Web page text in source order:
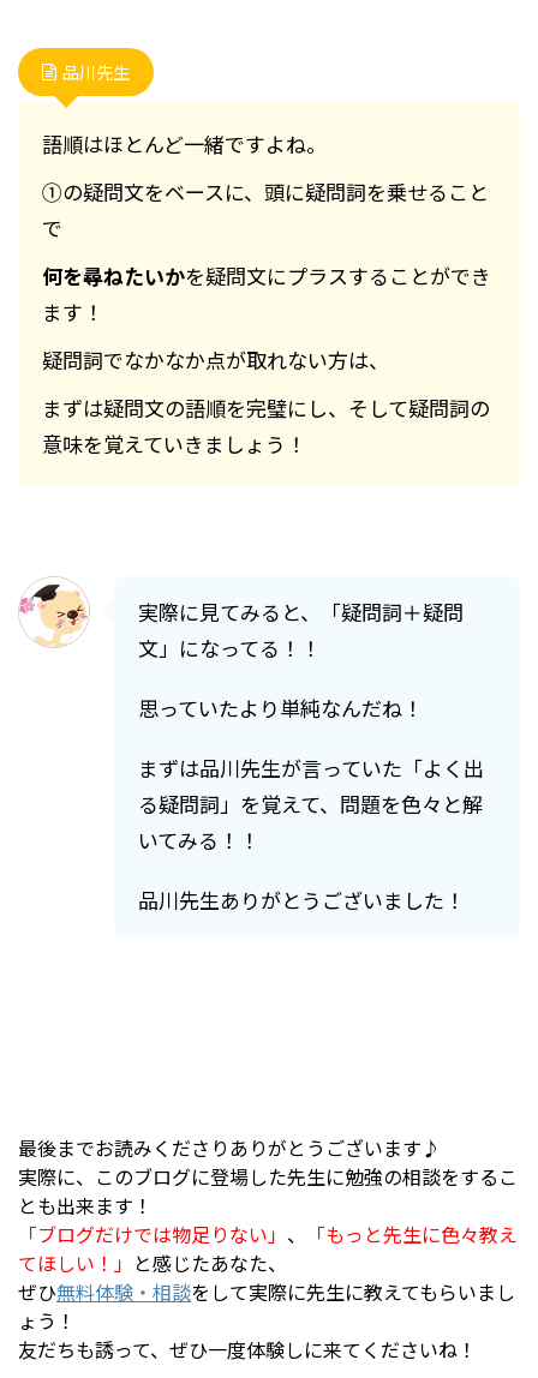
品川先生
語順はほとんど一緒ですよね。
①の疑問文をベースに、頭に疑問詞を乗せること
で
何を尋ねたいかを疑問文にプラスすることができ
ます！
疑問詞でなかなか点が取れない方は、
まずは疑問文の語順を完璧にし、そして疑問詞の
意味を覚えていきましょう！
実際に見てみると、「疑問詞＋疑問
文」になってる！！
思っていたより単純なんだね！
まずは品川先生が言っていた「よく出
る疑問詞」を覚えて、問題を色々と解
いてみる！！
品川先生ありがとうございました！
最後までお読みくださりありがとうございます♪
実際に、このブログに登場した先生に勉強の相談をするこ
とも出来ます！
「ブログだけでは物足りない」 、
「もっと先生に色々教え
てほしい！」 と感じたあなた、
ぜひ無料体験・相談をして実際に先生に教えてもらいまし
ょう！
友だちも誘って、ぜひ一度体験しに来てくださいね！